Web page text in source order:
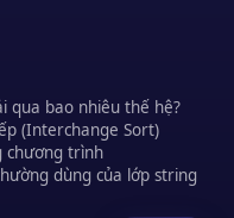
qua bao nhiêu thế hệ?
(Interchange Sort)
chương trình
dùng của lớp string